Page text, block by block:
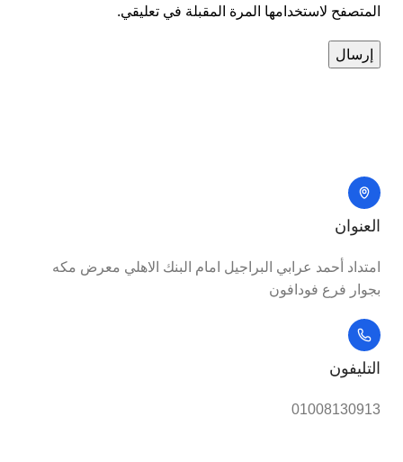
المتصفح لاستخدامها المرة المقبلة في تعليقي.
العنوان
امتداد أحمد عرابي البراجيل امام البنك الاهلي معرض مكه
بجوار فرع فودافون
التليفون
01008130913